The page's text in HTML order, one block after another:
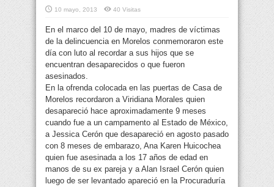
10 mayo, 2013 40 Visitas
En el marco del 10 de mayo, madres de víctimas
de la delincuencia en Morelos conmemoraron este
día con luto al recordar a sus hijos que se
encuentran desaparecidos o que fueron
asesinados.
En la ofrenda colocada en las puertas de Casa de
Morelos recordaron a Viridiana Morales quien
desapareció hace aproximadamente 9 meses
cuando fue a un campamento al Estado de México,
a Jessica Cerón que desapareció en agosto pasado
con 8 meses de embarazo, Ana Karen Huicochea
quien fue asesinada a los 17 años de edad en
manos de su ex pareja y a Alan Israel Cerón quien
luego de ser levantado apareció en la Procuraduría